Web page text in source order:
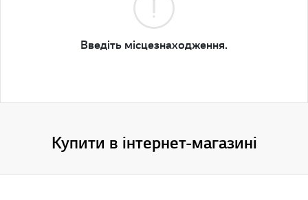
Введіть місцезнаходження.
Купити в інтернет-магазині